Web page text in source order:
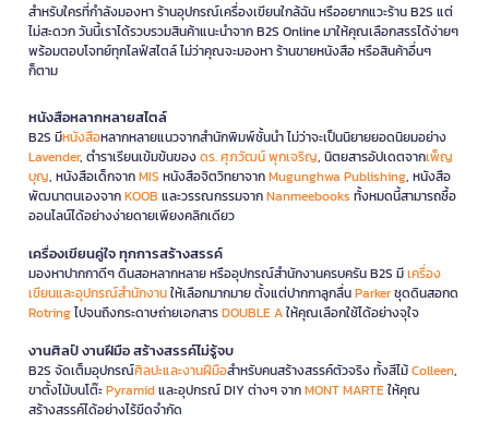
สำหรับใครที่กำลังมองหา ร้านอุปกรณ์เครื่องเขียนใกล้ฉัน หรืออยากแวะร้าน B2S แต่
ไม่สะดวก วันนี้เราได้รวบรวมสินค้าแนะนำจาก B2S Online มาให้คุณเลือกสรรได้ง่ายๆ
พร้อมตอบโจทย์ทุกไลฟ์สไตล์ ไม่ว่าคุณจะมองหา ร้านขายหนังสือ หรือสินค้าอื่นๆ
ก็ตาม
หนังสือหลากหลายสไตล์
B2S มีหนังสือหลากหลายแนวจากสำนักพิมพ์ชั้นนำ ไม่ว่าจะเป็นนิยายยอดนิยมอย่าง
Lavender, ตำราเรียนเข้มข้นของดร. ศุภวัฒน์ พุกเจริญ, นิตยสารอัปเดตจากเพ็ญ
บุญ, หนังสือเด็กจากMIS หนังสือจิตวิทยาจากMugunghwa Publishing, หนังสือ
พัฒนาตนเองจากKOOB และวรรณกรรมจากNanmeebooks ทั้งหมดนี้สามารถซื้อ
ออนไลน์ได้อย่างง่ายดายเพียงคลิกเดียว
เครื่องเขียนคู่ใจ ทุกการสร้างสรรค์
มองหาปากกาดีๆ ดินสอหลากหลาย หรืออุปกรณ์สำนักงานครบครัน B2S มีเครื่อง
เขียนและอุปกรณ์สำนักงานให้เลือกมากมาย ตั้งแต่ปากกาลูกลื่นParkerชุดดินสอกด
Rotringไปจนถึงกระดาษถ่ายเอกสารDOUBLE Aให้คุณเลือกใช้ได้อย่างจุใจ
งานศิลป์ งานฝีมือ สร้างสรรค์ไม่รู้จบ
B2S จัดเต็มอุปกรณ์ศิลปะและงานฝีมือสำหรับคนสร้างสรรค์ตัวจริง ทั้งสีไม้Colleen,
ขาตั้งไม้บนโต๊ะPyramidและอุปกรณ์ DIY ต่างๆ จากMONT MARTEให้คุณ
สร้างสรรค์ได้อย่างไร้ขีดจำกัด